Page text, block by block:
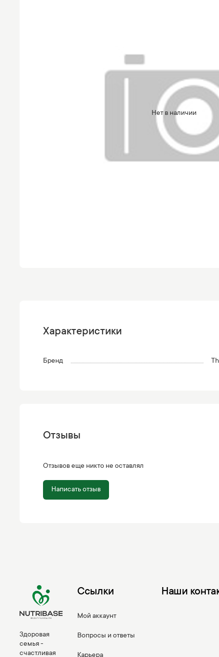
Нет в наличии
Характеристики
Бренд
Отзывы
Отзывов еще никто не оставлял
Написать отзыв
Здоровая
семья -
счастливая
Ссылки
Мой аккаунт
Вопросы и ответы
Наши